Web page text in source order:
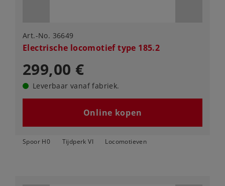
Art.-No. 36649
Electrische locomotief type 185.2
299,00 €
Leverbaar vanaf fabriek.
Online kopen
Spoor H0 Tijdperk VI Locomotieven